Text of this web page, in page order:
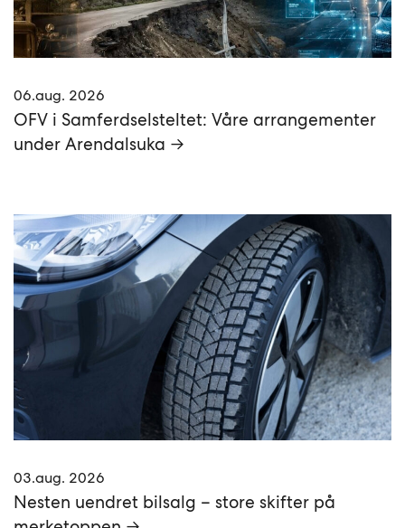
06.aug. 2026
OFV i Samferdselsteltet: Våre arrangementer
under Arendalsuka →
03.aug. 2026
Nesten uendret bilsalg – store skifter på